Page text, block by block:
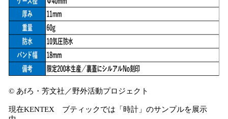
© あfろ・芳文社／野外活動プロジェクト
現在KENTEX ブティックでは「時計」のサンプルを展示